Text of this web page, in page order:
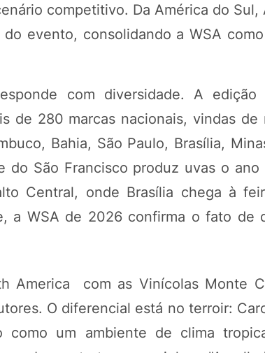
competitivo. Da América do
evento, consolidando a WSA
com diversidade. A edição
de 280 marcas nacionais, vindas de
Bahia, São Paulo, Brasília,
do São Francisco produz uvas o
Central, onde Brasília chega à
a WSA de 2026 confirma o fato de
America com as Vinícolas Monte
O diferencial está no terroir:
como um ambiente de clima